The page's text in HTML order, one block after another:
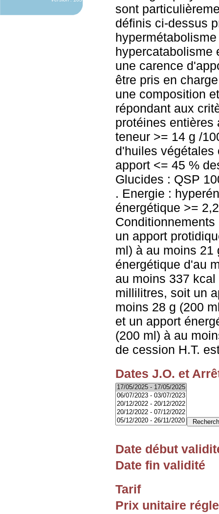
sont
définis ci-dessus
hypercatabolisme
une carence
être pris en
une composition
répondant aux
protéines entières
teneur >= 14 g /
d'huiles végétales
apport <= 45 %
Glucides : QSP
. Energie :
énergétique >=
un apport
ml) à au moins 21
énergétique d'au
au moins 337
millilitres, soit un
moins 28 g (200
et un apport
(200 ml) à au
de cession H.T.
Dates J.O. et
Date début
Date fin validité
Tarif
Prix unitaire